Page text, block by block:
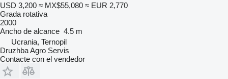
USD 3,200 ≈ MX$55,080 ≈ EUR 2,770
Grada rotativa
2000
Ancho de alcance 4.5 m
Ucrania, Ternopil
Druzhba Agro Servis
Contacte con el vendedor